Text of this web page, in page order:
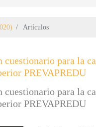
Artículos
para la
PREVAPREDU
para la
PREVAPREDU